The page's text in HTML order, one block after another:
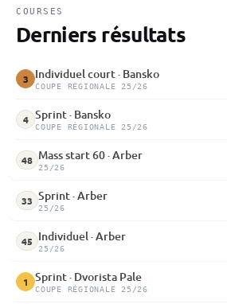
COURSES
Derniers résultats
3 Individuel court · Bansko
COUPE RÉGIONALE 25/26
4 Sprint · Bansko
COUPE RÉGIONALE 25/26
48 Mass start 60 · Arber
25/26
33 Sprint · Arber
25/26
45 Individuel · Arber
25/26
1 Sprint · Dvorista Pale
COUPE RÉGIONALE 25/26